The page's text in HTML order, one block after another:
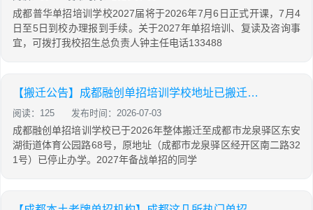
成都普华单招培训学校2027届将于2026年7月6日正式开课，7月4
日至5日到校办理报到手续。关于2027年单招培训、复读及咨询事
宜，可拨打我校招生总负责人钟主任电话133488
【搬迁公告】成都融创单招培训学校地址已搬迁！附新校区地址及官方负责人电话
阅读：125 发布时间：2026-07-03
成都融创单招培训学校已于2026年整体搬迁至成都市龙泉驿区东安
湖街道体育公园路68号，原地址（成都市龙泉驿区经开区南二路32
1号）已停止办学。2027年备战单招的同学